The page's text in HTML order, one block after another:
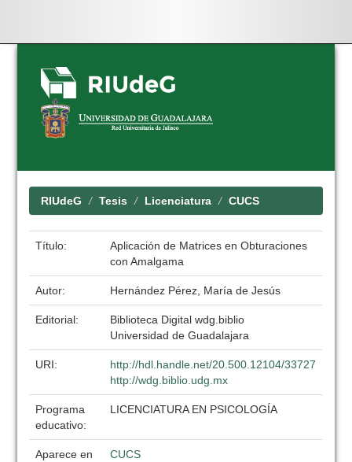
Skip
navigation
RIUdeG Tesis Licenciatura CUCS
Título:
Aplicación de Matrices en Obturaciones
con Amalgama
Autor: Hernández Pérez, María de Jesús
Editorial:
Biblioteca Digital wdg.biblio
Universidad de Guadalajara
URI:
http://hdl.handle.net/20.500.12104/33727
http://wdg.biblio.udg.mx
Programa
educativo:
LICENCIATURA EN PSICOLOGÍA
Aparece en
CUCS